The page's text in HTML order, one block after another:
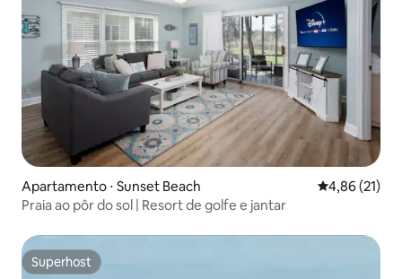
Apartamento ⋅ Sunset Beach 4,86 de uma
4,86 (21)
Praia ao pôr do sol | Resort de golfe e jantar
Superhost
Superhost